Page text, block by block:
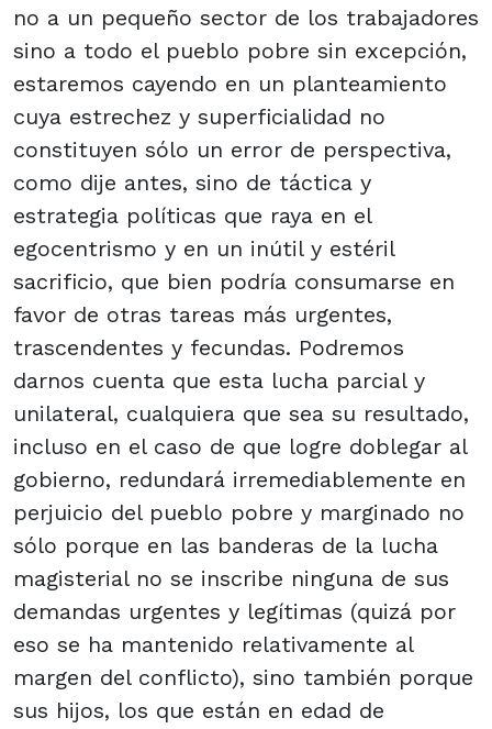
no a un pequeño sector de los trabajadores
sino a todo el pueblo pobre sin excepción,
estaremos cayendo en un planteamiento
cuya estrechez y superficialidad no
constituyen sólo un error de perspectiva,
como dije antes, sino de táctica y
estrategia políticas que raya en el
egocentrismo y en un inútil y estéril
sacrificio, que bien podría consumarse en
favor de otras tareas más urgentes,
trascendentes y fecundas. Podremos
darnos cuenta que esta lucha parcial y
unilateral, cualquiera que sea su resultado,
incluso en el caso de que logre doblegar al
gobierno, redundará irremediablemente en
perjuicio del pueblo pobre y marginado no
sólo porque en las banderas de la lucha
magisterial no se inscribe ninguna de sus
demandas urgentes y legítimas (quizá por
eso se ha mantenido relativamente al
margen del conflicto), sino también porque
sus hijos, los que están en edad de